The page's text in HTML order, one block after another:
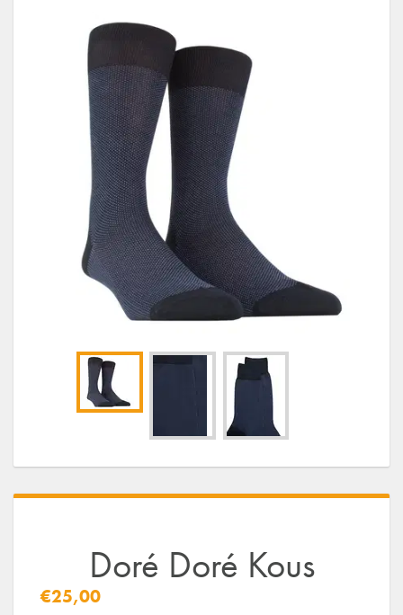
Doré Doré Kous
€25,00